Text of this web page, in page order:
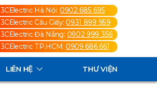
3CElectric Hà Nội: 0902 685 695
3CElectric Cầu Giấy:0931 899 959
3CElectric Đà Nẵng: 0902 999 356
3CElectric TP.HCM: 0909 686 661
LIÊN HỆ THƯ VIỆN